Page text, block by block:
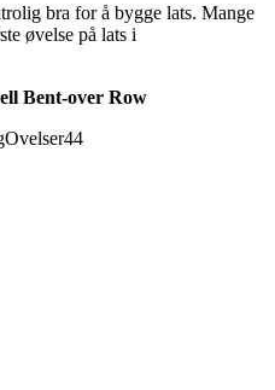
bra for å bygge lats. Mange
øvelse på lats i
Bent-over Row